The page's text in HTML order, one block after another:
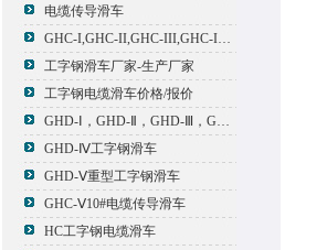
电缆传导滑车
GHC-I,GHC-II,GHC-III,GHC-IV,GHC-V电缆滑车
工字钢滑车厂家-生产厂家
工字钢电缆滑车价格/报价
GHD-Ⅰ，GHD-Ⅱ，GHD-Ⅲ，GHD-Ⅳ，GHD-Ⅴ工字钢滑车
GHD-Ⅳ工字钢滑车
GHD-Ⅴ重型工字钢滑车
GHC-Ⅴ10#电缆传导滑车
HC工字钢电缆滑车